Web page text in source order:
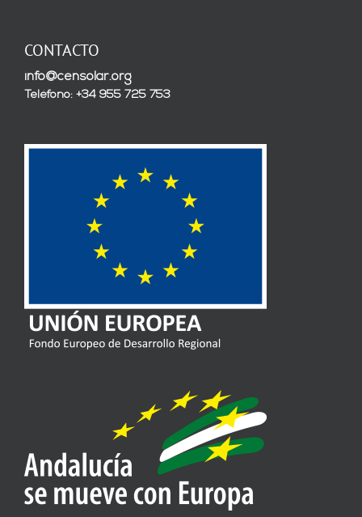
CONTACTO
info@censolar.org
Teléfono: +34 955 725 753